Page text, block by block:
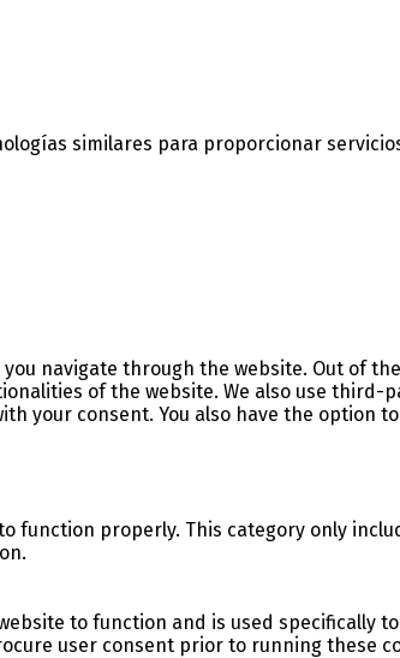
similares para proporcionar
navigate through the website. Out of
of the website. We also use
your consent. You also have the option
function properly. This category only
to function and is used specifically
user consent prior to running these